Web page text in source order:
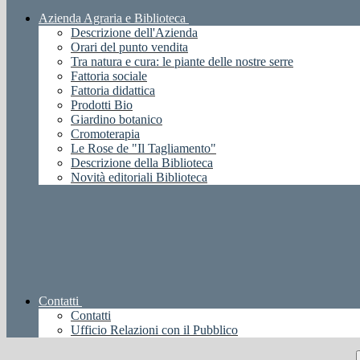
Azienda Agraria e Biblioteca
Descrizione dell'Azienda
Orari del punto vendita
Tra natura e cura: le piante delle nostre serre
Fattoria sociale
Fattoria didattica
Prodotti Bio
Giardino botanico
Cromoterapia
Le Rose de "Il Tagliamento"
Descrizione della Biblioteca
Novità editoriali Biblioteca
Contatti
Contatti
Ufficio Relazioni con il Pubblico